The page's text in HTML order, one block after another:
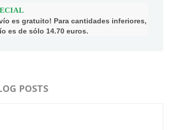
es gratuito! Para cantidades inferiores,
es de sólo 14.70 euros.
POSTS